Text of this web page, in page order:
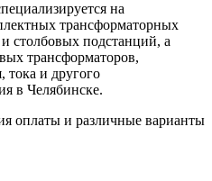
на
трансформаторных
столбовых подстанций, а
трансформаторов,
тока и другого
в Челябинске.
оплаты и различные варианты